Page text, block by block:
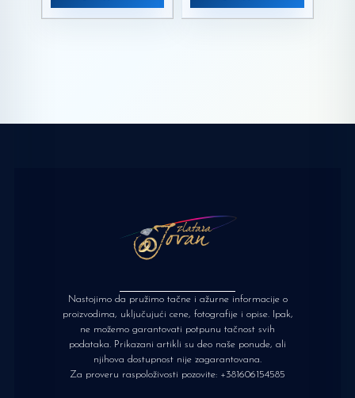
Nastojimo da pružimo tačne i ažurne informacije o
proizvodima, uključujući cene, fotografije i opise. Ipak,
ne možemo garantovati potpunu tačnost svih
podataka. Prikazani artikli su deo naše ponude, ali
njihova dostupnost nije zagarantovana.
Za proveru raspoloživosti pozovite: +381606154585